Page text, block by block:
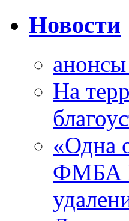
Новости
На
«Одна
ФМБА